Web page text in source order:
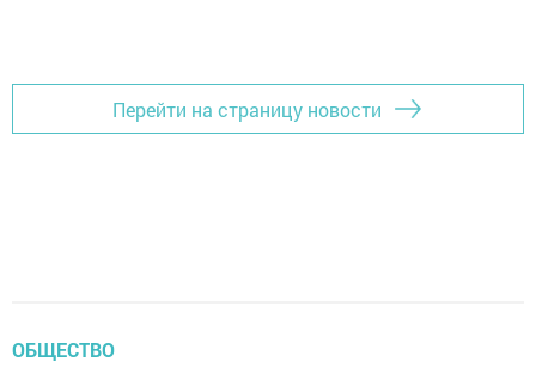
Перейти на страницу новости
ОБЩЕСТВО